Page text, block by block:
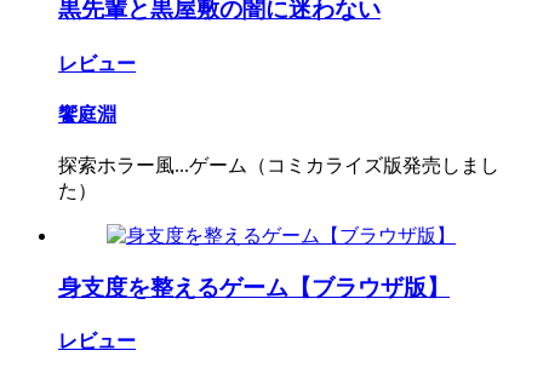
黒先輩と黒屋敷の闇に迷わない
レビュー
饗庭淵
探索ホラー風...ゲーム（コミカライズ版発売しまし
た）
身支度を整えるゲーム【ブラウザ版】
レビュー